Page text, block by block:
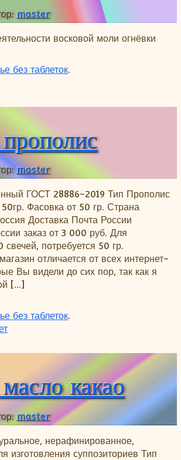
master
восковой моли огнёвки
без таблеток.
master
ГОСТ 28886-2019 Тип Прополис
Фасовка от 50 гр. Страна
Доставка Почта России
заказ от 3 000 руб. Для
свечей, потребуется 50 гр.
отличается от всех интернет-
Вы видели до сих пор, так как я
[…]
без таблеток.
Купить прополис
какао
master
нерафинированное,
изготовления суппозиториев Тип